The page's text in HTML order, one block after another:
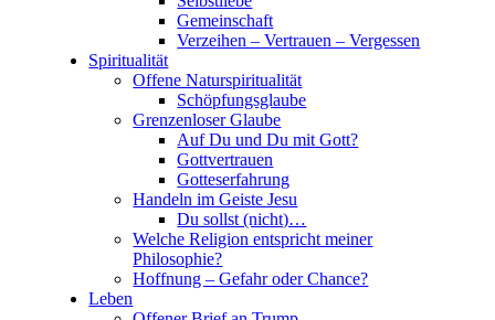
Gemeinschaft
Verzeihen – Vertrauen – Vergessen
Spiritualität
Offene Naturspiritualität
Schöpfungsglaube
Grenzenloser Glaube
Auf Du und Du mit Gott?
Gottvertrauen
Gotteserfahrung
Handeln im Geiste Jesu
Du sollst (nicht)…
Welche Religion entspricht meiner
Philosophie?
Hoffnung – Gefahr oder Chance?
Leben